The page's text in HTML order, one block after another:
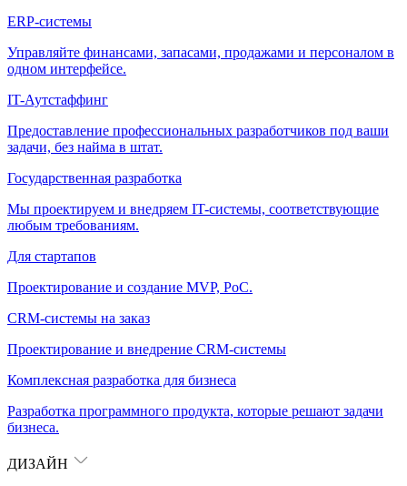
ERP-системы
Управляйте финансами, запасами, продажами и персоналом в
одном интерфейсе.
IT-Аутстаффинг
Предоставление профессиональных разработчиков под ваши
задачи, без найма в штат.
Государственная разработка
Мы проектируем и внедряем IT-системы, соответствующие
любым требованиям.
Для стартапов
Проектирование и создание MVP, PoC.
CRM-системы на заказ
Проектирование и внедрение CRM-системы
Комплексная разработка для бизнеса
Разработка программного продукта, которые решают задачи
бизнеса.
ДИЗАЙН